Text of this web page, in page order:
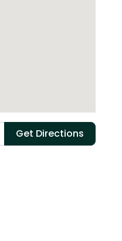
Get Directions